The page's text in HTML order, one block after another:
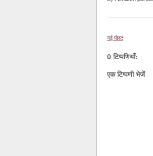
नई पोस्ट
0 टिप्पणियाँ:
एक टिप्पणी भेजें